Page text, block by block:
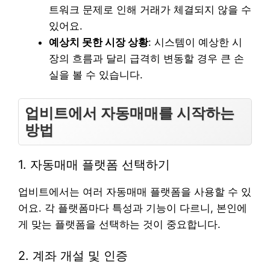
트워크 문제로 인해 거래가 체결되지 않을 수
있어요.
예상치 못한 시장 상황: 시스템이 예상한 시
장의 흐름과 달리 급격히 변동할 경우 큰 손
실을 볼 수 있습니다.
업비트에서 자동매매를 시작하는
방법
1. 자동매매 플랫폼 선택하기
업비트에서는 여러 자동매매 플랫폼을 사용할 수 있
어요. 각 플랫폼마다 특성과 기능이 다르니, 본인에
게 맞는 플랫폼을 선택하는 것이 중요합니다.
2. 계좌 개설 및 인증